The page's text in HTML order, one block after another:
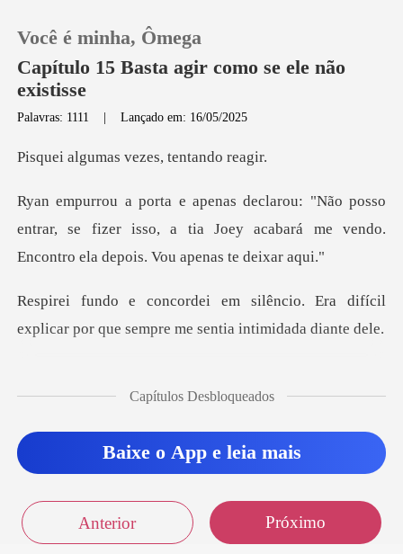
Histórico
Você é minha, Ômega
Capítulo 15 Basta agir como se ele não
existisse
Palavras: 1111 |Lançado em: 16/05/2025
as vezes, ten
o
entrar, se fizer isso, a tia Joey acabará me ven
io. Era difícil
explicar por que sem
Capítulos Desbloqueados
Baixe o App e leia mais
Anterior Próximo